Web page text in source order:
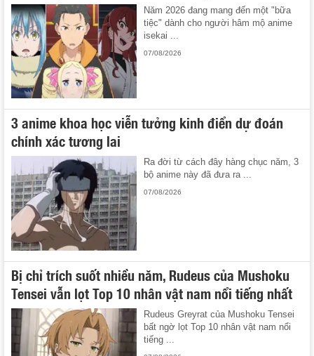
Năm 2026 đang mang đến một "bữa
tiệc" dành cho người hâm mộ anime
isekai ...
07/08/2026
3 anime khoa học viễn tưởng kinh điển dự đoán
chính xác tương lai
Ra đời từ cách đây hàng chục năm, 3
bộ anime này đã đưa ra ...
07/08/2026
Bị chỉ trích suốt nhiều năm, Rudeus của Mushoku
Tensei vẫn lọt Top 10 nhân vật nam nổi tiếng nhất
Rudeus Greyrat của Mushoku Tensei
bất ngờ lọt Top 10 nhân vật nam nổi
tiếng ...